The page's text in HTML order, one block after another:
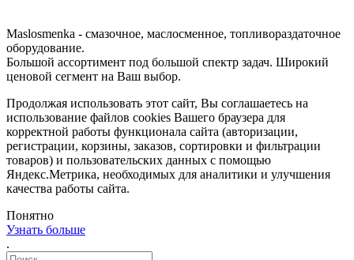
Maslosmenka - смазочное, маслосменное, топливораздаточное
оборудование.
Большой ассортимент под большой спектр задач. Широкий
ценовой сегмент на Ваш выбор.
Продолжая использовать этот сайт, Вы соглашаетесь на
использование файлов cookies Вашего браузера для
корректной работы функционала сайта (авторизации,
регистрации, корзины, заказов, сортировки и фильтрации
товаров) и пользовательских данных с помощью
Яндекс.Метрика, необходимых для аналитики и улучшения
качества работы сайта.
Понятно
Узнать больше
.